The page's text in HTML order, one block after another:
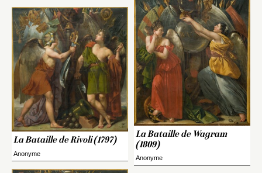
La Bataille de Rivoli (1797)
Anonyme
La Bataille de Wagram
(1809)
Anonyme